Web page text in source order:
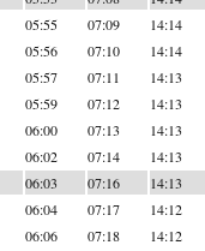
05:55 07:09 14:14
05:56 07:10 14:14
05:57 07:11 14:13
05:59 07:12 14:13
06:00 07:13 14:13
06:02 07:14 14:13
06:03 07:16 14:13
06:04 07:17 14:12
06:06 07:18 14:12